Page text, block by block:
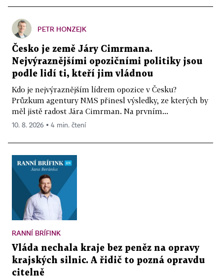
PETR HONZEJK
Česko je země Járy Cimrmana.
Nejvýraznějšími opozičními politiky jsou
podle lidí ti, kteří jim vládnou
Kdo je nejvýraznějším lídrem opozice v Česku?
Průzkum agentury NMS přinesl výsledky, ze kterých by
měl jistě radost Jára Cimrman. Na prvním...
10. 8. 2026 ▪ 4 min. čtení
RANNÍ BRÍFINK
Vláda nechala kraje bez peněz na opravy
krajských silnic. A řidič to pozná opravdu
citelně